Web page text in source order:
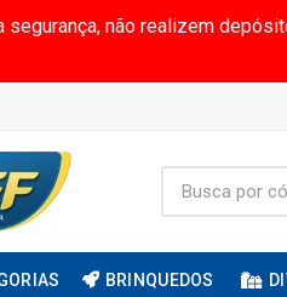
segurança, não realizem
BRINQUEDOS